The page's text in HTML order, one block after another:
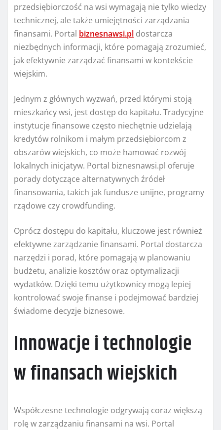
przedsiębiorczość na wsi wymagają nie tylko wiedzy
technicznej, ale także umiejętności zarządzania
finansami. Portal biznesnawsi.pl dostarcza
niezbędnych informacji, które pomagają zrozumieć,
jak efektywnie zarządzać finansami w kontekście
wiejskim.
Jednym z głównych wyzwań, przed którymi stoją
mieszkańcy wsi, jest dostęp do kapitału. Tradycyjne
instytucje finansowe często niechętnie udzielają
kredytów rolnikom i małym przedsiębiorcom z
obszarów wiejskich, co może hamować rozwój
lokalnych inicjatyw. Portal biznesnawsi.pl oferuje
porady dotyczące alternatywnych źródeł
finansowania, takich jak fundusze unijne, programy
rządowe czy crowdfunding.
Oprócz dostępu do kapitału, kluczowe jest również
efektywne zarządzanie finansami. Portal dostarcza
narzędzi i porad, które pomagają w planowaniu
budżetu, analizie kosztów oraz optymalizacji
wydatków. Dzięki temu użytkownicy mogą lepiej
kontrolować swoje finanse i podejmować bardziej
świadome decyzje biznesowe.
Innowacje i technologie
w finansach wiejskich
Współczesne technologie odgrywają coraz większą
rolę w zarządzaniu finansami na wsi. Portal